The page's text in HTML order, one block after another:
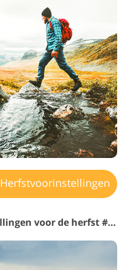
Herfstvoorinstellingen
Gratis Lightroom-voorinstellingen voor de herfst #11 "Delicious"